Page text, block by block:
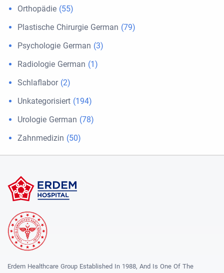
Orthopädie (55)
Plastische Chirurgie German (79)
Psychologie German (3)
Radiologie German (1)
Schlaflabor(2)
Unkategorisiert (194)
Urologie German (78)
Zahnmedizin (50)
Erdem Healthcare Group Established In 1988, And Is One Of The